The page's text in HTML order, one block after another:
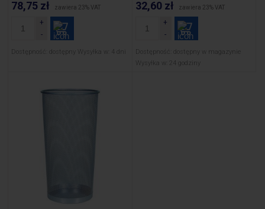
78,75 zł zawiera 23% VAT
Dostępność: dostępny Wysyłka w: 4 dni
32,60 zł zawiera 23% VAT
Dostępność:
dostępny w magazynie
Wysyłka w:
24 godziny